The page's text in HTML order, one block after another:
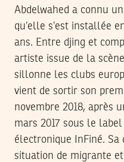
Abdelwahed a connu
qu’elle s’est installée
ans. Entre djing et
artiste issue de la
sillonne les clubs
vient de sortir son
novembre 2018, après
mars 2017 sous le
électronique InFiné.
situation de migrante